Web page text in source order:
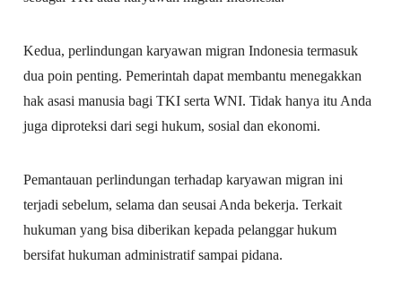
Kedua, perlindungan karyawan migran Indonesia termasuk
dua poin penting. Pemerintah dapat membantu menegakkan
hak asasi manusia bagi TKI serta WNI. Tidak hanya itu Anda
juga diproteksi dari segi hukum, sosial dan ekonomi.
Pemantauan perlindungan terhadap karyawan migran ini
terjadi sebelum, selama dan seusai Anda bekerja. Terkait
hukuman yang bisa diberikan kepada pelanggar hukum
bersifat hukuman administratif sampai pidana.